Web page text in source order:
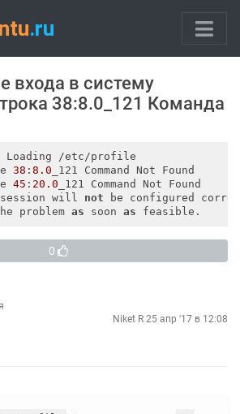
входа в систему
38:8.0_121 Команда
Loading /etc/profile
38 :8.0 _121 Command Not Found
45 : 20.0 _121 Command Not Found
will not be configured
problem as soon as
0
Niket R 25 апр '17 в 12:08